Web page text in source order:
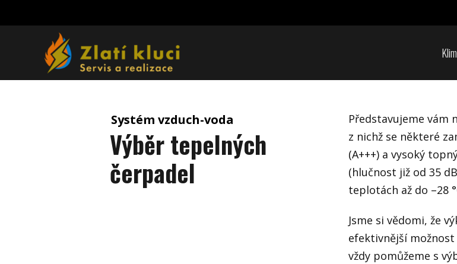
Systém vzduch-voda
Výběr tepelných
čerpadel
Představujeme vám
z nichž se některé
(A+++) a vysoký
(hlučnost již od 35
teplotách až do –28
Jsme si vědomi, že
efektivnější
vždy pomůžeme s